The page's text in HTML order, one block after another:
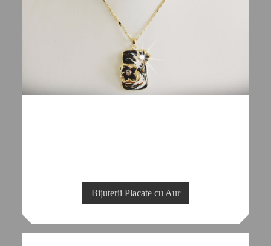
Bijuterii Placate cu Aur